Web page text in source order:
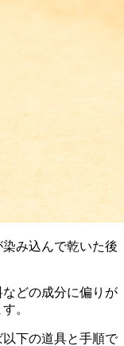
み込んで乾いた後
どの成分に偏りが
。
下の道具と手順で